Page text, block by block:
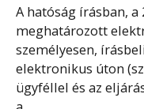
A hatóság írásban, a
meghatározott
személyesen,
elektronikus úton
ügyféllel és az